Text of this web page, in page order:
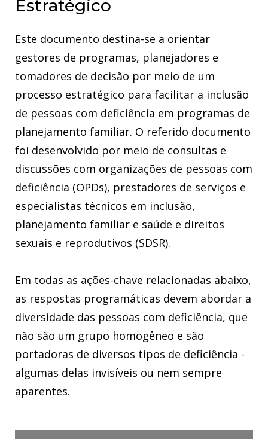
Estratégico
Este documento destina-se a orientar
gestores de programas, planejadores e
tomadores de decisão por meio de um
processo estratégico para facilitar a inclusão
de pessoas com deficiência em programas de
planejamento familiar. O referido documento
foi desenvolvido por meio de consultas e
discussões com organizações de pessoas com
deficiência (OPDs), prestadores de serviços e
especialistas técnicos em inclusão,
planejamento familiar e saúde e direitos
sexuais e reprodutivos (SDSR).
Em todas as ações-chave relacionadas abaixo,
as respostas programáticas devem abordar a
diversidade das pessoas com deficiência, que
não são um grupo homogêneo e são
portadoras de diversos tipos de deficiência -
algumas delas invisíveis ou nem sempre
aparentes.
Ação-chave 4: Aplique o orçamento inclusivo para pessoas
Ação-chave 5: Implemente mecanismos de monitoramento,
avaliação e aprendizagem (MAA) para coletar dados sobre o
acesso de pessoas com deficiência a informações e serviços
de SDSR de qualidade.
Agradecimentos
Citação sugerida: